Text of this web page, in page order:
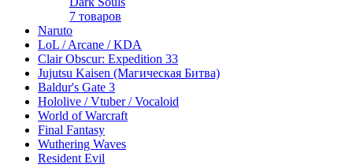
7 товаров
Naruto
LoL / Arcane / KDA
Clair Obscur: Expedition 33
Jujutsu Kaisen (Магическая Битва)
Baldur's Gate 3
Hololive / Vtuber / Vocaloid
World of Warcraft
Final Fantasy
Wuthering Waves
Resident Evil